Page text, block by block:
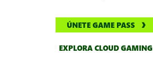
ÚNETE GAME PASS
EXPLORA CLOUD GAMING